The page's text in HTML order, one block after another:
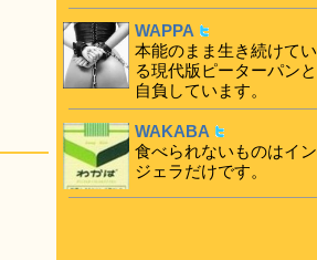
WAPPA
本能のまま生き続けてい
る現代版ピーターパンと
自負しています。
WAKABA
食べられないものはイン
ジェラだけです。